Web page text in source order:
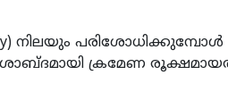
നിലയും പരിശോധിക്കുമ്പോള്‍
ക്രമേണ